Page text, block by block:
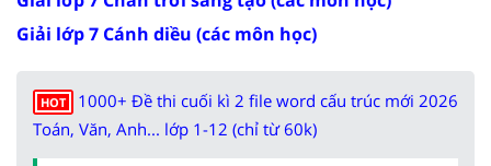
Giải lớp 7 Cánh diều (các môn học)
HOT
1000+ Đề thi cuối kì 2 file word cấu trúc mới 2026
Toán, Văn, Anh... lớp 1-12 (chỉ từ 60k)